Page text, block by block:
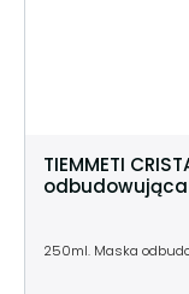
TIEMMETI
250ml. Maska